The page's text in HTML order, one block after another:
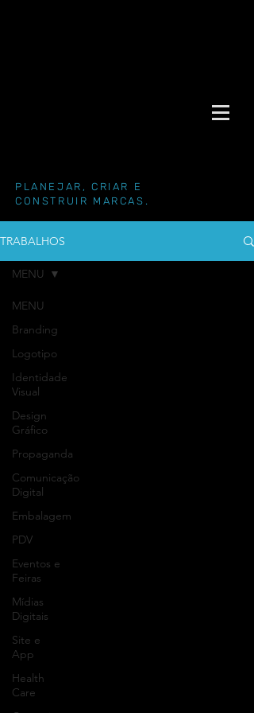
PLANEJAR, CRIAR E
CONSTRUIR MARCAS.
TRABALHOS
MENU
Branding
Logotipo
Identidade
Visual
Design
Gráfico
Propaganda
Comunicação
Digital
Embalagem
PDV
Eventos e
Feiras
Mídias
Digitais
Site e
App
Health
Care
MENU